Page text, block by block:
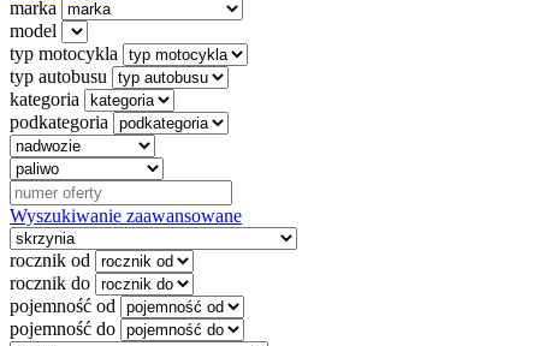
marka
model
typ motocykla
typ autobusu
kategoria
podkategoria
Wyszukiwanie zaawansowane
rocznik od
rocznik do
pojemność od
pojemność do